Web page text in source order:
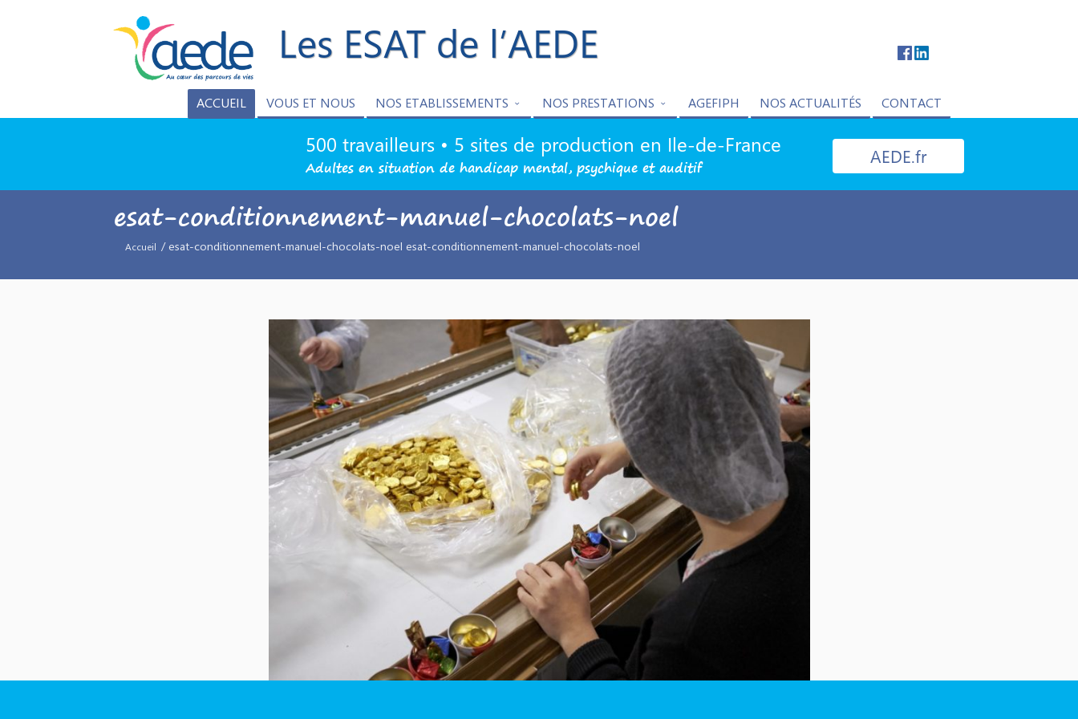
Les ESAT de l’AEDE
ACCUEIL VOUS ET NOUS NOS ETABLISSEMENTS NOS PRESTATIONS AGEFIPH NOS ACTUALITÉS CONTACT
500 travailleurs • 5 sites de production en Ile-de-France
Adultes en situation de handicap mental, psychique et auditif AEDE.fr
esat-conditionnement-manuel-chocolats-noel
Accueil / esat-conditionnement-manuel-chocolats-noel esat-conditionnement-manuel-chocolats-noel